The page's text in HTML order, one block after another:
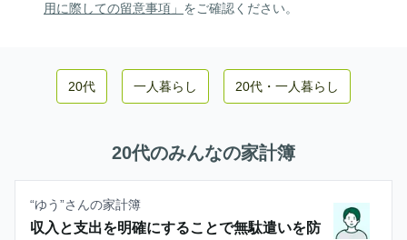
用に際しての留意事項」 をご確認ください。
20代 一人暮らし 20代 ・ 一人暮らし
20代のみんなの家計簿
“ゆう”さんの家計簿
収入と支出を明確にすることで無駄遣いを防